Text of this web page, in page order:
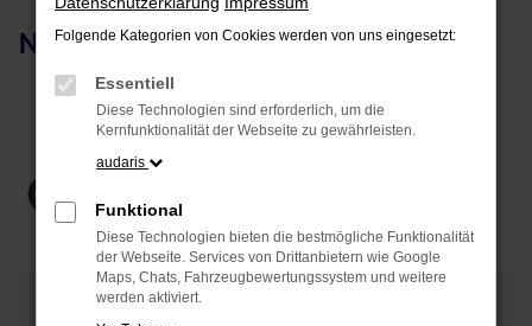
Navigation
Verbrenner
Folgende Kategorien von Cookies werden von uns eingesetzt:
Essentiell
Diese Technologien sind erforderlich, um die
Kernfunktionalität der Webseite zu gewährleisten.
audaris
Funktional
Diese Technologien bieten die bestmögliche Funktionalität
der Webseite. Services von Drittanbietern wie Google
Maps, Chats, Fahrzeugbewertungssystem und weitere
werden aktiviert.